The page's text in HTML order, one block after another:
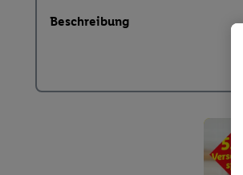
Beschreibung